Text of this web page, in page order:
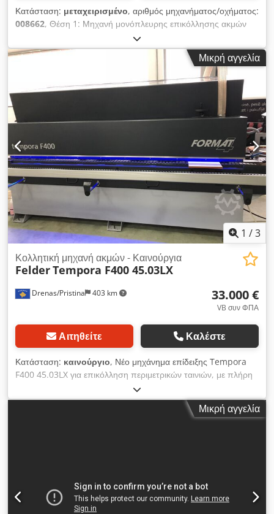
Κατάσταση: μεταχειρισμένο, αριθμός μηχανήματος/οχήματος:
008662, Θέση 1: Μηχανή μονόπλευρης επικόλλησης ακμών
IMA-NOVIMAT CONTOUR I/G80/790/R3 Θέση 2: Σύστημα
επαναφοράς πλάκας IMA-NOVIMAT CONTOUR I/G80/790/R3
Μικρή αγγελία
1 /3
Drenas/Pristina 403 km
Κολλητική μηχανή ακμών - Καινούργια
FelderTempora F400 45.03LX
33.000 €
VB συν ΦΠΑ
Αιτηθείτε Καλέστε
Κατάσταση: καινούργιο, Νέο μηχάνημα επίδειξης Tempora
F400 45.03LX για επικόλληση περιμετρικών ταινιών, με πλήρη
εξοπλισμό και μεγάλη οθόνη. Dkodoziwxaspfx Ah Tor
Μικρή αγγελία